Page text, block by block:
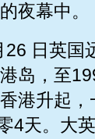
夜幕中。
26 日英国
岛，至
港升起，
4天。大